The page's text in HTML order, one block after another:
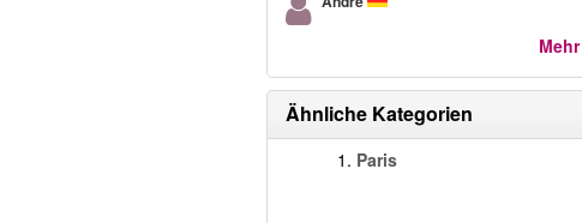
Mehr
Ähnliche Kategorien
1. Paris